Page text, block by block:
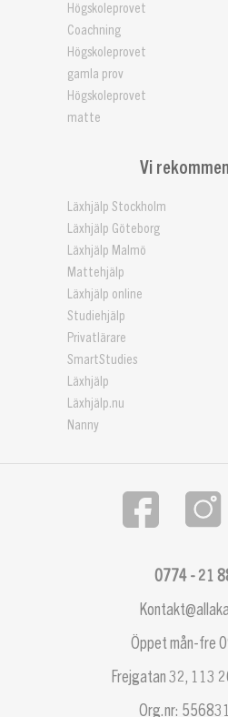
Högskoleprovet
Coachning
Högskoleprovet
gamla prov
Högskoleprovet
matte
Vi
Läxhjälp Stockholm
Läxhjälp Göteborg
Läxhjälp Malmö
Mattehjälp
Läxhjälp online
Studiehjälp
Privatlärare
SmartStudies
Läxhjälp
Läxhjälp.nu
Nanny
0774 - 21
Öppet mån-fre
Frejgatan 32, 113
Org.nr: